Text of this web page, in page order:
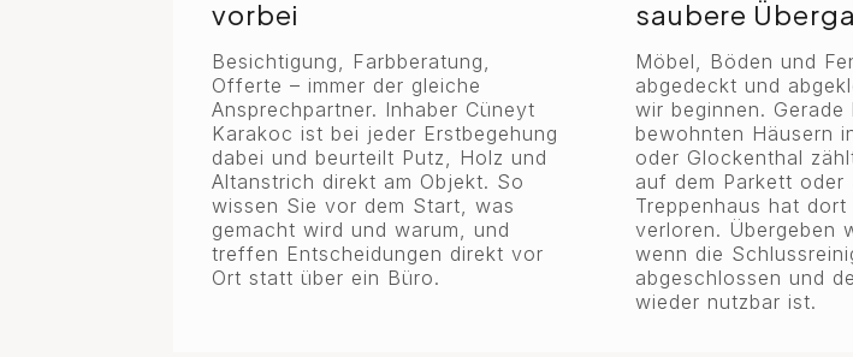
vorbei
Besichtigung, Farbberatung,
Offerte – immer der gleiche
Ansprechpartner. Inhaber Cüneyt
Karakoc ist bei jeder Erstbegehung
dabei und beurteilt Putz, Holz und
Altanstrich direkt am Objekt. So
wissen Sie vor dem Start, was
gemacht wird und warum, und
treffen Entscheidungen direkt vor
Ort statt über ein Büro.
saubere
Möbel, Böden und
abgedeckt und
wir beginnen. Gerade
bewohnten Häusern
oder Glockenthal
auf dem Parkett oder
Treppenhaus hat dort
verloren. Übergeben
wenn die
abgeschlossen und
wieder nutzbar ist.